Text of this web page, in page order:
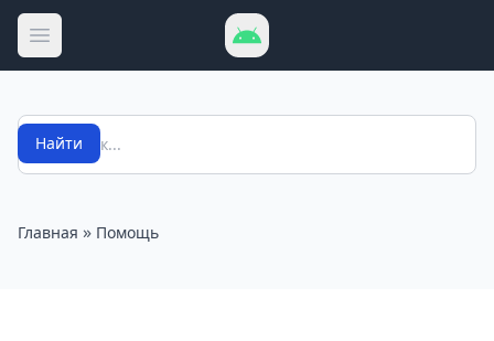
Открыть меню
Поиск
Найти
Главная » Помощь